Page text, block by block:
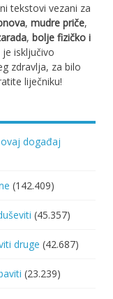
tekstovi vezani za
, mudre priče,
, bolje fizičko i
je isključivo
zdravlja, za bilo
liječniku!
događaj
(142.409)
(45.357)
druge (42.687)
(23.239)